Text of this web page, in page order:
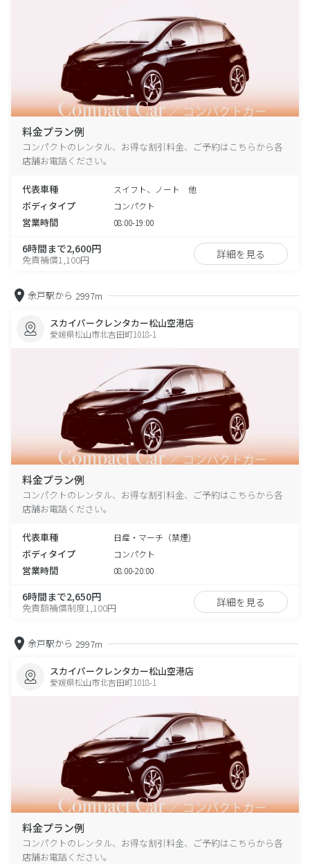
料金プラン例
コンパクトのレンタル、お得な割引料金、ご予約はこちらから各
店舗お電話ください。
代表車種 スイフト、ノート 他
ボディタイプ コンパクト
営業時間 08:00-19:00
6時間まで2,600円
免責補償1,100円 詳細を見る
余戸駅から 2997m
スカイパークレンタカー松山空港店
愛媛県松山市北吉田町1018-1
料金プラン例
コンパクトのレンタル、お得な割引料金、ご予約はこちらから各
店舗お電話ください。
代表車種 日産・マーチ（禁煙)
ボディタイプ コンパクト
営業時間 08:00-20:00
6時間まで2,650円
免責額補償制度1,100円 詳細を見る
余戸駅から 2997m
スカイパークレンタカー松山空港店
愛媛県松山市北吉田町1018-1
料金プラン例
コンパクトのレンタル、お得な割引料金、ご予約はこちらから各
店舗お電話ください。